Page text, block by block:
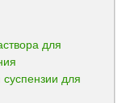
для
для